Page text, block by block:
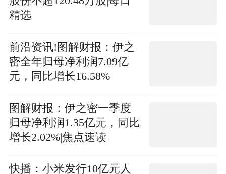
精选
前沿资讯!图解财报：伊之
密全年归母净利润7.09亿
元，同比增长16.58%
图解财报：伊之密一季度
归母净利润1.35亿元，同比
增长2.02%|焦点速读
快播：小米发行10亿元人